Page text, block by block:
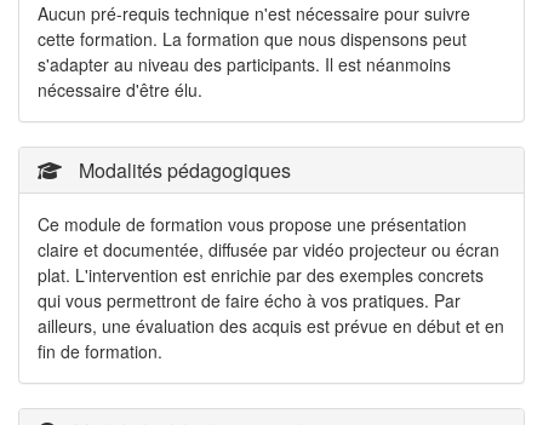
Aucun pré-requis technique n'est nécessaire pour suivre
cette formation. La formation que nous dispensons peut
s'adapter au niveau des participants. Il est néanmoins
nécessaire d'être élu.
Modalités pédagogiques
Ce module de formation vous propose une présentation
claire et documentée, diffusée par vidéo projecteur ou écran
plat. L'intervention est enrichie par des exemples concrets
qui vous permettront de faire écho à vos pratiques. Par
ailleurs, une évaluation des acquis est prévue en début et en
fin de formation.